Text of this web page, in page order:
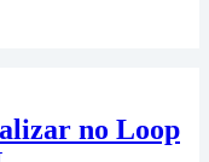
no Loop